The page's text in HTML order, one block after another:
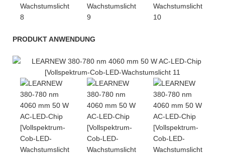
PRODUKT ANWENDUNG